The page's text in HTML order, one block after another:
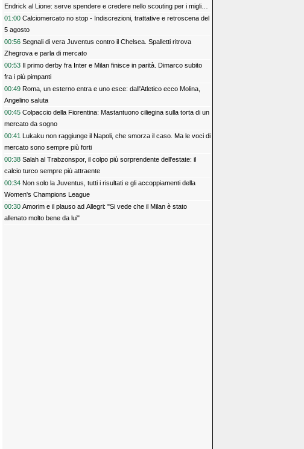
Endrick al Lione: serve spendere e credere nello scouting per i migliori
talenti. Giovani italiani: attenzione perché qualcosa sta cambiando
davvero
01:00 Calciomercato no stop - Indiscrezioni, trattative e retroscena del
5 agosto
00:56 Segnali di vera Juventus contro il Chelsea. Spalletti ritrova
Zhegrova e parla di mercato
00:53 Il primo derby fra Inter e Milan finisce in parità. Dimarco subito
fra i più pimpanti
00:49 Roma, un esterno entra e uno esce: dall'Atletico ecco Molina,
Angelino saluta
00:45 Colpaccio della Fiorentina: Mastantuono ciliegina sulla torta di un
mercato da sogno
00:41 Lukaku non raggiunge il Napoli, che smorza il caso. Ma le voci di
mercato sono sempre più forti
00:38 Salah al Trabzonspor, il colpo più sorprendente dell'estate: il
calcio turco sempre più attraente
00:34 Non solo la Juventus, tutti i risultati e gli accoppiamenti della
Women's Champions League
00:30 Amorim e il plauso ad Allegri: "Si vede che il Milan è stato
allenato molto bene da lui"